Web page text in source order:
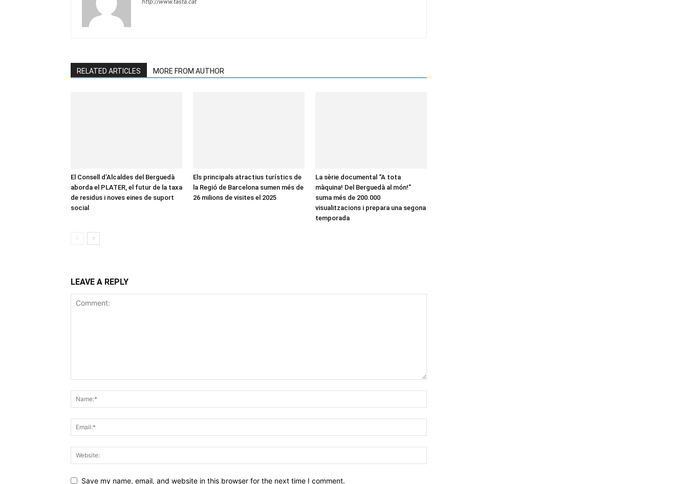
RELATED ARTICLES MORE FROM AUTHOR
El Consell d’Alcaldes del Berguedà
aborda el PLATER, el futur de la taxa
de residus i noves eines de suport
social
Els principals atractius turístics de
la Regió de Barcelona sumen més de
26 milions de visites el 2025
La sèrie documental “A tota
màquina! Del Berguedà al món!”
suma més de 200.000
visualitzacions i prepara una segona
temporada
LEAVE A REPLY
Save my name, email, and website in this browser for the next time I comment.